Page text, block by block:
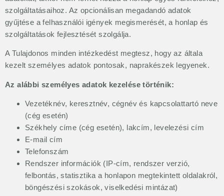
szolgáltatásaihoz. Az opcionálisan megadandó adatok
gyűjtése a felhasználói igények megismerését, a honlap és
szolgáltatások fejlesztését szolgálja.
A Tulajdonos minden intézkedést megtesz, hogy az általa
kezelt személyes adatok pontosak, naprakészek legyenek.
Az alábbi személyes adatok kezelése történik:
Vezetéknév, keresztnév, cégnév és kapcsolattartó neve
(cég esetén)
Székhely címe (cég esetén), lakcím, levelezési cím
E-mail cím
Telefonszám
Rendszer információk (IP-cím, rendszer verzió,
felbontás, statisztika a honlapon megtekintett oldalakról,
böngészési szokások, viselkedési mintázat)